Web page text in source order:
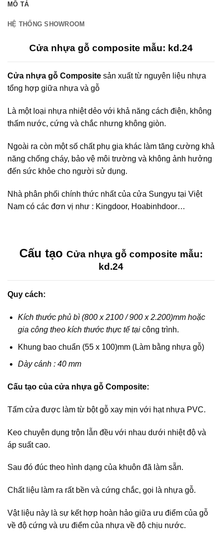
MÔ TẢ
HỆ THỐNG SHOWROOM
Cửa nhựa gỗ composite mẫu: kd.24
Cửa nhựa gỗ Composite sản xuất từ nguyên liệu nhựa
tổng hợp giữa nhựa và gỗ
Là một loại nhựa nhiệt dẻo với khả năng cách điện, không
thấm nước, cứng và chắc nhưng không giòn.
Ngoài ra còn một số chất phụ gia khác làm tăng cường khả
năng chống cháy, bảo vệ môi trường và không ảnh hưởng
đến sức khỏe cho người sử dụng.
Nhà phân phối chính thức nhất của cửa Sungyu tại Việt
Nam có các đơn vị như : Kingdoor, Hoabinhdoor…
Cấu tạo Cửa nhựa gỗ composite mẫu:
kd.24
Quy cách:
Kích thước phủ bì (800 x 2100 / 900 x 2.200)mm hoặc
gia công theo kích thước thực tế tại công trình.
Khung bao chuẩn (55 x 100)mm (Làm bằng nhựa gỗ)
Dày cánh : 40 mm
Cấu tạo của cửa nhựa gỗ Composite:
Tấm cửa được làm từ bột gỗ xay mịn với hạt nhựa PVC.
Keo chuyên dụng trộn lẫn đều với nhau dưới nhiệt độ và
áp suất cao.
Sau đó đúc theo hình dạng của khuôn đã làm sẵn.
Chất liệu làm ra rất bền và cứng chắc, gọi là nhựa gỗ.
Vật liệu này là sự kết hợp hoàn hảo giữa ưu điểm của gỗ
về độ cứng và ưu điểm của nhựa về độ chịu nước.